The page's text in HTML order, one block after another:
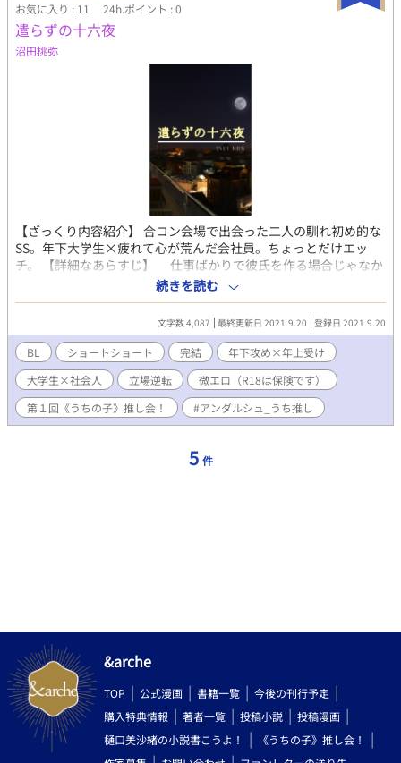
お気に入り : 11 24h.ポイント : 0
遣らずの十六夜
沼田桃弥
【ざっくり内容紹介】 合コン会場で出会った二人の馴れ初め的な
SS。年下大学生×疲れて心が荒んだ会社員。ちょっとだけエッ
チ。 【詳細なあらすじ】 仕事ばかりで彼氏を作る場合じゃなか
った大輔にもそれなりの余裕が出てきた。SNSをふと見ていた
ら、こっち向けの合コン開催の広告に目がいく。大輔は興味本位
で参加する事にした。 しかし、会場は安い大衆居酒屋。身内ば
かりで騒がしいし、イライラする。テーブルの向こう側にタイプ
の子が居たが、おっさんにガッチリと囲まれ、声をかけにくかっ
たし、なんか面倒だった。大輔は開き直って、会費の元を取る為
にビールを呑みまくり、飯もガッツリ食べた。そして、合コンは
お開きになり、大輔は足早に帰る事にした。 大輔がスクランブ
ル交差点で信号待ちをしていたら、後ろから声をかけられる。大
家になろう」にも同タイトルで掲載しています
続きを読む
文字数 4,087 最終更新日 2021.9.20 登録日 2021.9.20
BL ショートショート 完結
年下攻め×年上受け
大学生×社会人
立場逆転
微エロ（R18は保険です）
第１回《うちの子》推し会！
#アンダルシュ_うち推し
5 件
&arche
TOP 公式漫画 書籍一覧
今後の刊行予定
購入特典情報
著者一覧 投稿小説
投稿漫画
樋口美沙緒の小説書こうよ！
《うちの子》推し会！